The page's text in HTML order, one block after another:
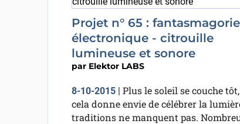
Projet n° 65 : fantasmagorie
électronique - citrouille
lumineuse et sonore
par Elektor LABS
8-10-2015| Plus le soleil se couche
cela donne envie de célébrer la
traditions ne manquent pas.